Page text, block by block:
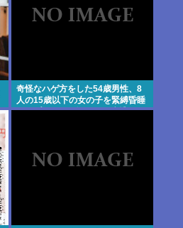
奇怪なハゲ方をした54歳男性、8
人の15歳以下の女の子を緊縛昏睡
レイプしてハメ撮りして逮捕 |